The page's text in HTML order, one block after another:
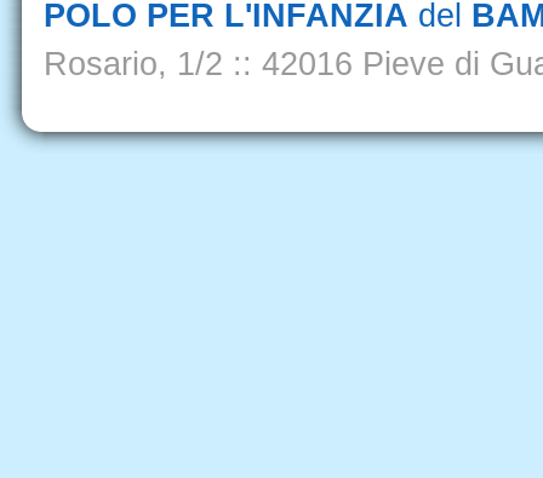
POLO PER L'INFANZIA del
Rosario, 1/2 :: 42016 Pieve di